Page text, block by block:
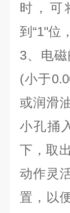
时，可
到“1"位
3、电
(小于
或润滑
小孔捅
下，取
动作灵
置，以